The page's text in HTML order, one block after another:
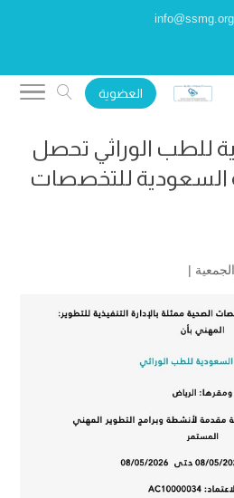
العضوية
للطب الوراثي تحصل
السعودية للتخصصات
|